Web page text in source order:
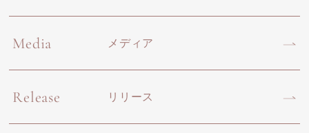
Media メディア
Release リリース